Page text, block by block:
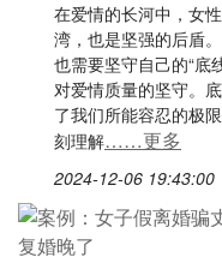
在爱情的长河中，女
湾，也是坚强的后盾
也需要坚守自己的“底
对爱情质量的坚守。
了我们所能容忍的极
刻理解……更多
2024-12-06 19:43:00